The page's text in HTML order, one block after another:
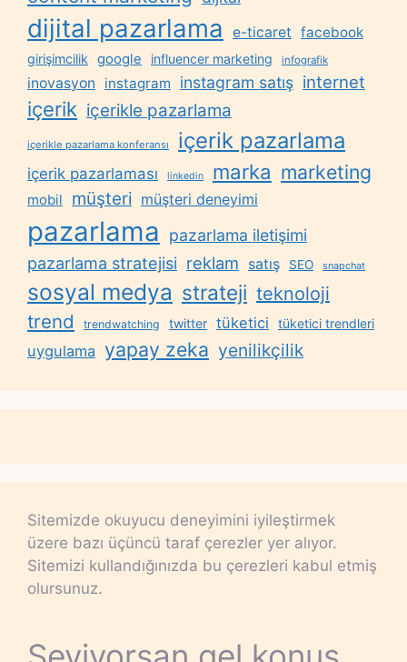
dijital pazarlama e-ticaret facebook
girişimcilik google influencer marketing infografik
inovasyon instagram instagram satış internet
içerik içerikle pazarlama
içerikle pazarlama konferansı içerik pazarlama
içerik pazarlaması linkedin marka marketing
mobil müşteri müşteri deneyimi
pazarlama
pazarlama iletişimi
pazarlama stratejisi reklam satış SEO snapchat
sosyal medya strateji teknoloji
trend trendwatching twitter tüketici tüketici trendleri
uygulama yapay zeka yenilikçilik
Sitemizde okuyucu deneyimini iyileştirmek
üzere bazı üçüncü taraf çerezler yer alıyor.
Sitemizi kullandığınızda bu çerezleri kabul etmiş
olursunuz.